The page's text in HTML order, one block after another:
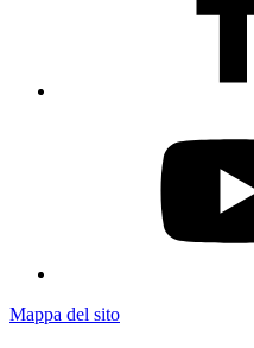
Mappa del sito